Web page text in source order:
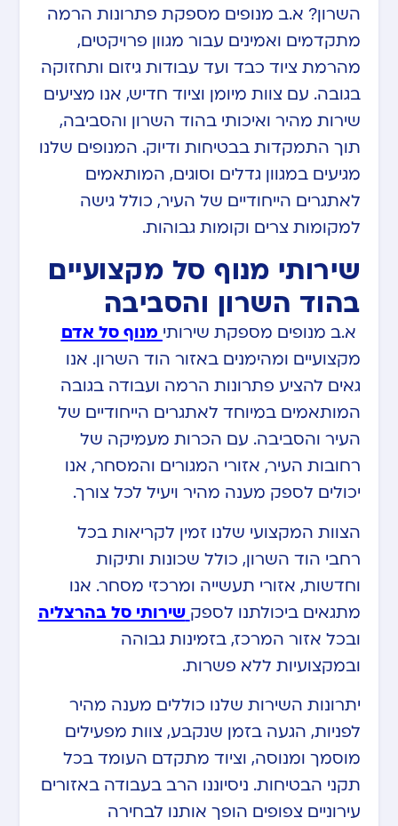
השרון? א.ב מנופים מספקת פתרונות הרמה
מתקדמים ואמינים עבור מגוון פרויקטים,
מהרמת ציוד כבד ועד עבודות גיזום ותחזוקה
בגובה. עם צוות מיומן וציוד חדיש, אנו מציעים
שירות מהיר ואיכותי בהוד השרון והסביבה,
תוך התמקדות בבטיחות ודיוק. המנופים שלנו
מגיעים במגוון גדלים וסוגים, המותאמים
לאתגרים הייחודיים של העיר, כולל גישה
למקומות צרים וקומות גבוהות.
שירותי מנוף סל מקצועיים
בהוד השרון והסביבה
א.ב מנופים מספקת שירותי מנוף סל אדם
מקצועיים ומהימנים באזור הוד השרון. אנו
גאים להציע פתרונות הרמה ועבודה בגובה
המותאמים במיוחד לאתגרים הייחודיים של
העיר והסביבה. עם הכרות מעמיקה של
רחובות העיר, אזורי המגורים והמסחר, אנו
יכולים לספק מענה מהיר ויעיל לכל צורך.
הצוות המקצועי שלנו זמין לקריאות בכל
רחבי הוד השרון, כולל שכונות ותיקות
וחדשות, אזורי תעשייה ומרכזי מסחר. אנו
מתגאים ביכולתנו לספק שירותי סל בהרצליה
ובכל אזור המרכז, בזמינות גבוהה
ובמקצועיות ללא פשרות.
יתרונות השירות שלנו כוללים מענה מהיר
לפניות, הגעה בזמן שנקבע, צוות מפעילים
מוסמך ומנוסה, וציוד מתקדם העומד בכל
תקני הבטיחות. ניסיוננו הרב בעבודה באזורים
עירוניים צפופים הופך אותנו לבחירה